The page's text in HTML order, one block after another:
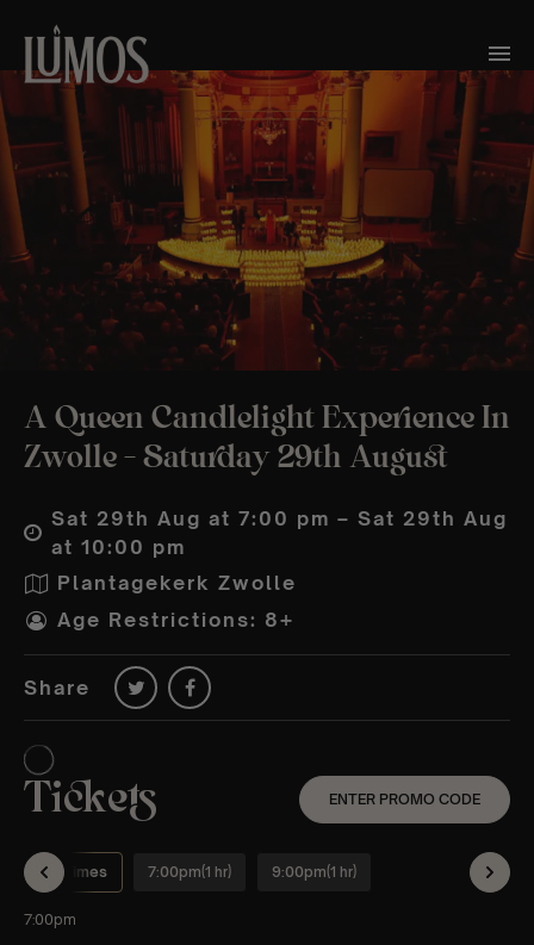
A Queen Candlelight Experience In
Zwolle – Saturday 29th August
Sat 29th Aug at 7:00 pm – Sat 29th Aug
at 10:00 pm
Plantagekerk Zwolle
Age Restrictions: 8+
Share